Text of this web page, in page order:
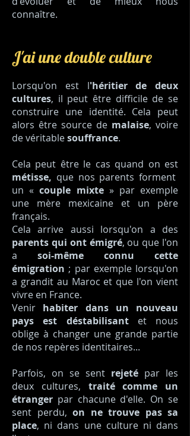
connaître.
J'ai une double culture
Lorsqu'on est l'héritier de deux
cultures, il peut être difficile de se
construire une identité. Cela peut
alors être source de malaise, voire
de véritablesouffrance.
Cela peut être le cas quand on est
métisse, que nos parents forment
un «couple mixte» par exemple
une mère mexicaine et un père
français.
Cela arrive aussi lorsqu'on a des
parents qui ont émigré, ou que l'on
a soi-même connu cette
émigration ; par exemple lorsqu'on
a grandit au Maroc et que l'on vient
vivre en France.
Venir habiter dans un nouveau
pays est déstabilisant et nous
oblige à changer une grande partie
de nos repères identitaires...
Parfois, on se sent rejeté par les
deux cultures, traité comme un
étranger par chacune d'elle. On se
sent perdu, on ne trouve pas sa
place, ni dans une culture ni dans